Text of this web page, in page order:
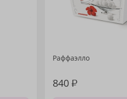
Раффаэлло
840₽